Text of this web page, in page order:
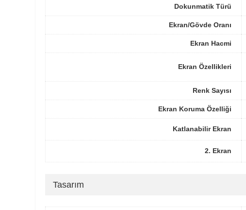
Dokunmatik Türü
Ekran/Gövde Oranı
Ekran Hacmi
Ekran Özellikleri
Renk Sayısı
Ekran Koruma Özelliği
Katlanabilir Ekran
2. Ekran
Tasarım